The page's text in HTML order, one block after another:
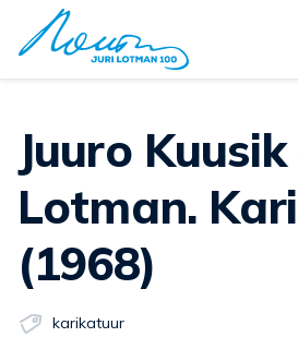
Juuro Kuusik – “Juri
Lotman.
(1968)
karikatuur